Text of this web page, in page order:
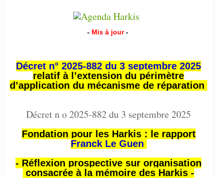
- Mis à jour -
Décret n° 2025-882 du 3 septembre 2025
relatif à l’extension du périmètre
d’application du mécanisme de réparation
Décret n o 2025-882 du 3 septembre 2025
Fondation pour les Harkis : le rapport
Franck Le Guen
- Réflexion prospective sur organisation
consacrée à la mémoire des Harkis -